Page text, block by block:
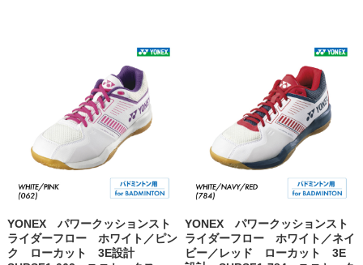
YONEX パワークッションスト
ライダーフロー ホワイト／ピン
ク ローカット 3E設計
YONEX パワークッションスト
ライダーフロー ホワイト／ネイ
ビー／レッド ローカット 3E